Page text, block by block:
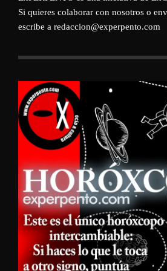
Si quieres colaborar con nosotros o
escribe a redaccion@experpento.com